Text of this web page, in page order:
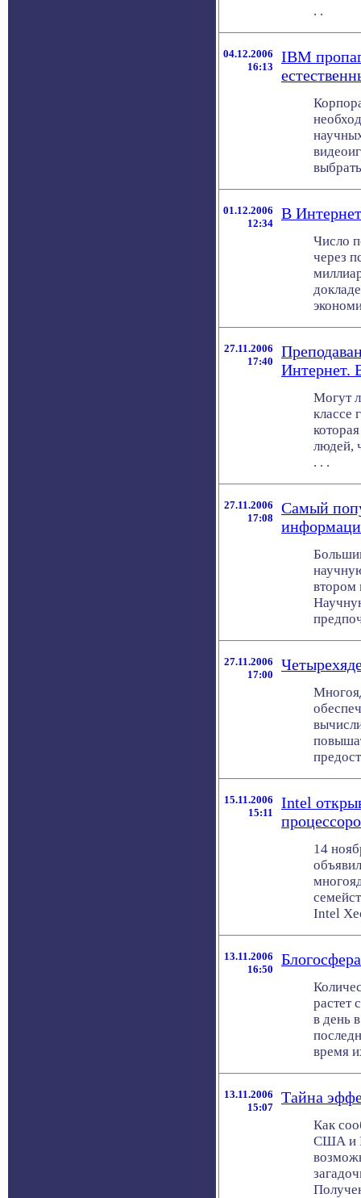
. .
04.12.2006
16:13
IBM
01.12.2006
12:34
В
Число
через
27.11.2006
17:40
Интернет.
Могут
классе
людей,
. . .
27.11.2006
17:08
Самый
втором
27.11.2006
17:00
15.11.2006
15:11
Intel
14
Intel
13.11.2006
16:50
растет
в день
время
13.11.2006
15:07
Тайна
Как
США и